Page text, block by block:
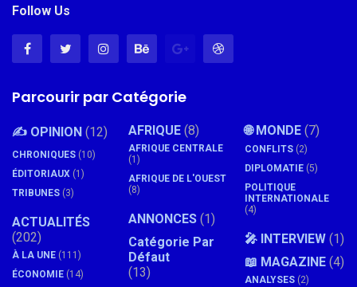
Follow Us
Parcourir par Catégorie
✍️ OPINION (12)
CHRONIQUES (10)
ÉDITORIAUX (1)
TRIBUNES (3)
ACTUALITÉS
(202)
À LA UNE (111)
ÉCONOMIE (14)
AFRIQUE (8)
AFRIQUE CENTRALE
(1)
AFRIQUE DE L'OUEST
(8)
ANNONCES (1)
Catégorie Par
Défaut
(13)
🌐 MONDE (7)
CONFLITS (2)
DIPLOMATIE (5)
POLITIQUE
INTERNATIONALE
(4)
🎤 INTERVIEW (1)
📖 MAGAZINE (4)
ANALYSES (2)